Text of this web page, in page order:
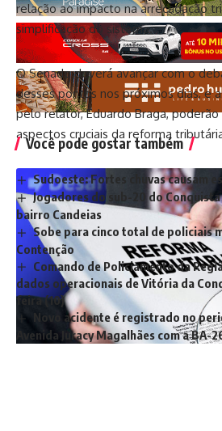
Você pode gostar também
Sudoeste: Fortes chuvas causam
Jogadores do sub-20 do
bairro Candeias
Sobe para cinco total de policiais
Contenção
Comando de Policiamento da
dados operacionais de Vitória da
feira (10)
Novo acidente é registrado no
Avenida Juracy Magalhães com a BA-
relação ao impacto na arrecadação
simplificação do sistema.
O Senado deverá avançar com o
desses pontos nos próximos dias, e
pelo relator, Eduardo Braga,
aspectos cruciais da reforma